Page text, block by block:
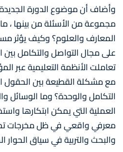
وأضاف أن موضوع الدورة
مجموعة من الأسئلة من بينها ،
المعارف والعلوم؟ وكيف يؤثر
على مجال التواصل والتكامل
تعاملت الأنظمة التعليمية عبر
مع مشكلة القطيعة بين الحقول
التكامل والوحدة؟ وما الوسائل
العملية التي يمكن ابتكارها
معرفي واقعي في ظل مخرجات
والبحث والتربية في سياق الحوار